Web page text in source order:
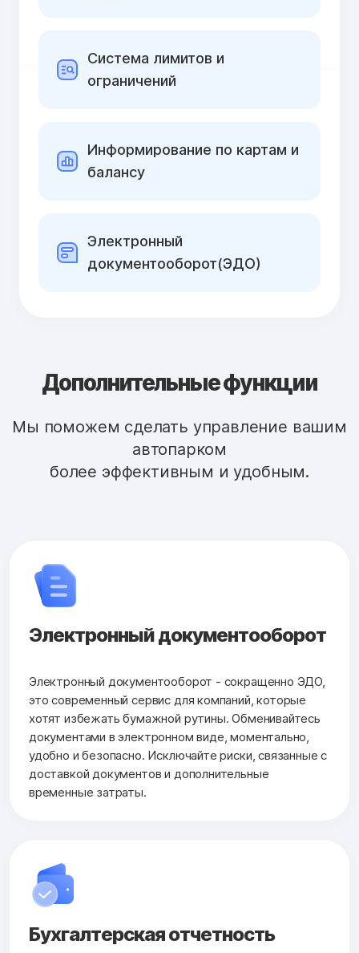
Cистема лимитов и
ограничений
Информирование по картам и
балансу
Электронный
документооборот(ЭДО)
Дополнительные функции
Мы поможем сделать управление вашим
автопарком
более эффективным и удобным.
Электронный документооборот
Электронный документооборот - сокращенно ЭДО,
это современный сервис для компаний, которые
хотят избежать бумажной рутины. Обменивайтесь
документами в электронном виде, моментально,
удобно и безопасно. Исключайте риски, связанные с
доставкой документов и дополнительные
временные затраты.
Бухгалтерскаяотчетность